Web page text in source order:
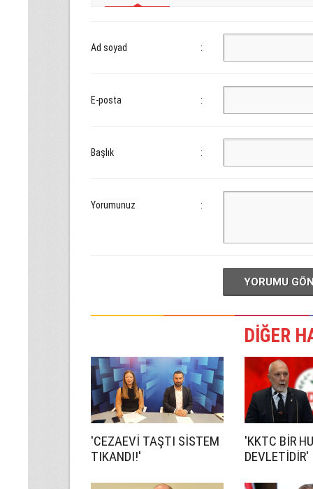
Ad soyad :
E-posta :
Başlık :
Yorumunuz :
YORUMU
DİĞER
'CEZAEVİ TAŞTI SİSTEM
TIKANDI!'
'KKTC BİR
DEVLETİDİR'